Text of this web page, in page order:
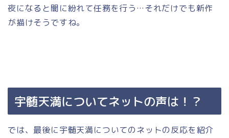
夜になると闇に紛れて任務を行う…それだけでも新作
が描けそうですね。
宇髄天満についてネットの声は！？
では、最後に宇髄天満についてのネットの反応を紹介